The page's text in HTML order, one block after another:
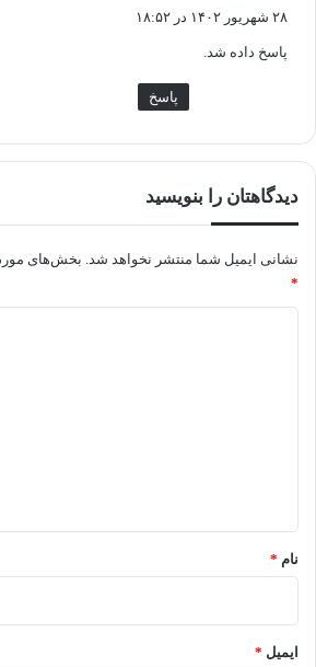
۲۸ شهریور ۱۴۰۲ در ۱۸:۵۲
پاسخ داده شد.
پاسخ
دیدگاهتان را بنویسید
نشانی ایمیل شما منتشر نخواهد شد. بخش‌های
*
نام *
ایمیل *